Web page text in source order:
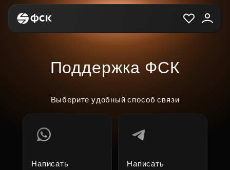
Поддержка ФСК
Выберите удобный способ связи
Написать
Написать